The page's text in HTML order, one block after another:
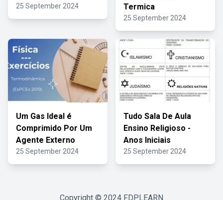
25 September 2024
Termica
25 September 2024
Um Gas Ideal é
Comprimido Por Um
Agente Externo
25 September 2024
Tudo Sala De Aula
Ensino Religioso -
Anos Iniciais
25 September 2024
Copyright © 2024 FDPLEARN